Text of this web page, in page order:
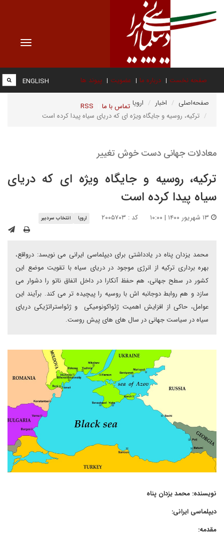
Toggle
صفحه نخست درباره ما عضویت پیوند ها
تماس با ما RSS
ENGLISH
صفحه‌اصلی اخبار
اروپا
ترکیه، روسیه و جایگاه ویژه ای که دریای سیاه پیدا کرده است
معادلات جهانی دست خوش تغییر
ترکیه، روسیه و جایگاه ویژه ای که دریای
سیاه پیدا کرده است
کد : ۲۰۰۵۷۰۳ اروپا انتخاب سردبیر
محمد یزدان پناه در یادداشتی برای دیپلماسی ایرانی می نویسد: درواقع،
بهره برداری ترکیه از انرژی موجود در دریای سیاه با تقویت موضع این
کشور در سطح جهانی، هم حفظ آنکارا در داخل اتفاق ناتو را دشوار می
سازد و هم روابط دوجانبه اش با روسیه را پیچیده تر می کند. برآیند این
عوامل، حاکی از افزایش اهمیت ژئواکونومیکی و ژئواستراتژیکی دریای
سیاه در سیاست جهانی در سال های های پیش روست.
نویسنده: محمد یزدان پناه
دیپلماسی ایرانی:
مقدمه: